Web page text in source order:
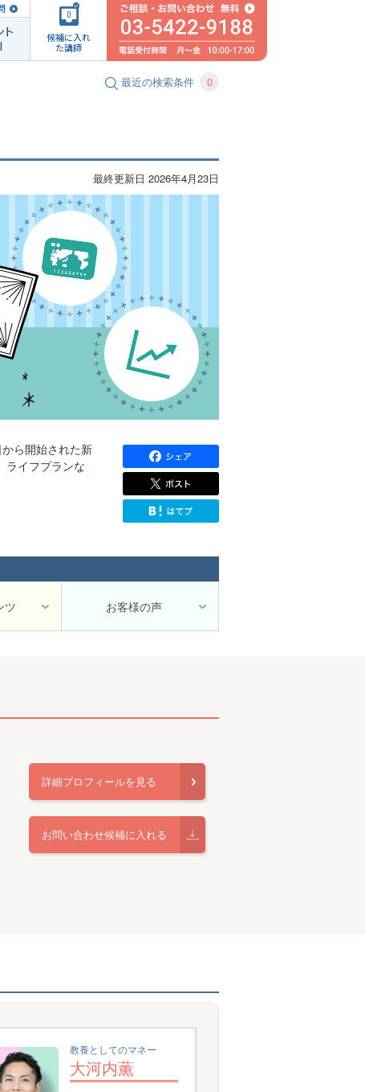
0
候補に入れ
た講師
最近の検索条件 0
最終更新日 2026年4月23日
ら開始された新
ライフプランな
ツ お客様の声
詳細プロフィールを見る
お問い合わせ候補に入れる
教養としてのマネー
大河内薫